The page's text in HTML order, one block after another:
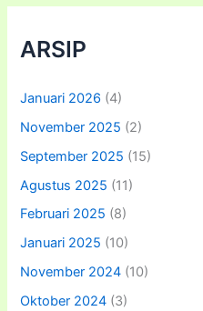
ARSIP
Januari 2026 (4)
November 2025 (2)
September 2025 (15)
Agustus 2025 (11)
Februari 2025 (8)
Januari 2025 (10)
November 2024 (10)
Oktober 2024 (3)